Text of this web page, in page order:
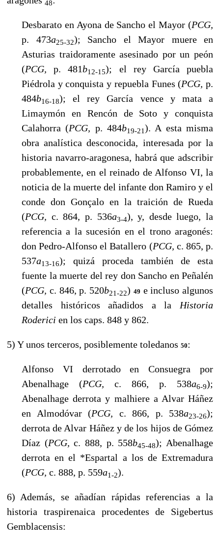
48
Desbarato en Ayona de Sancho el Mayor (PCG,
p. 473a25-32); Sancho el Mayor muere en
Asturias traidoramente asesinado por un peón
(PCG,p. 481b12-15); el rey García puebla
Piédrola y conquista y repuebla Funes (PCG,p.
484b16-18); el rey García vence y mata a
Limaymón en Rencón de Soto y conquista
Calahorra (PCG, p. 484b19-21). A esta misma
obra analística desconocida, interesada por la
historia navarro-aragonesa, habrá que adscribir
probablemente, en el reinado de Alfonso VI, la
noticia de la muerte del infante don Ramiro y el
conde don Gonçalo en la traición de Rueda
(PCG, c. 864, p. 536a3-4), y, desde luego, la
referencia a la sucesión en el trono aragonés:
don Pedro-Alfonso el Batallero (PCG, c. 865, p.
537a13-16); quizá proceda también de esta
fuente la muerte del rey don Sancho en Peñalén
(PCG, c. 846, p. 520b21-22) 49 e incluso algunos
detalles históricos añadidos a la Historia
Roderici en los caps. 848 y 862.
5) Y unos terceros, posiblemente toledanos 50:
Alfonso VI derrotado en Consuegra por
Abenalhage (PCG, c. 866, p. 538a6-9);
Abenalhage derrota y malhiere a Alvar Háñez
en Almodóvar (PCG, c. 866, p. 538a23-26);
derrota de Alvar Háñez y de los hijos de Gómez
Díaz (PCG,c. 888, p. 558b45-48); Abenalhage
derrota en el *Espartal a los de Extremadura
(PCG, c. 888, p. 559a1-2).
6) Además, se añadían rápidas referencias a la
historia traspirenaica procedentes de Sigebertus
Gemblacensis: